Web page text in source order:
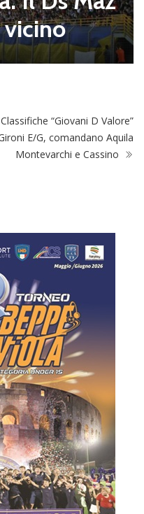
vicino
Classifiche “Giovani D Valore”
E/G, comandano Aquila
Montevarchi e Cassino